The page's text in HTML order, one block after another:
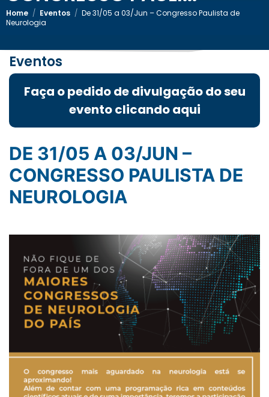
Home / Eventos / De 31/05 a 03/Jun – Congresso Paulista de
Neurologia
Eventos
Faça o pedido de divulgação do seu
evento clicando aqui
DE 31/05 A 03/JUN –
CONGRESSO PAULISTA DE
NEUROLOGIA